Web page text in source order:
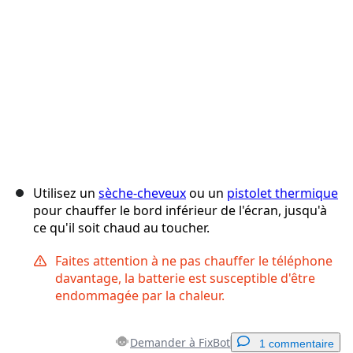
Utilisez un sèche-cheveuxou un pistolet thermique
pour chauffer le bord inférieur de l'écran, jusqu'à
ce qu'il soit chaud au toucher.
Faites attention à ne pas chauffer le téléphone
davantage, la batterie est susceptible d'être
endommagée par la chaleur.
Demander à FixBot 1 commentaire